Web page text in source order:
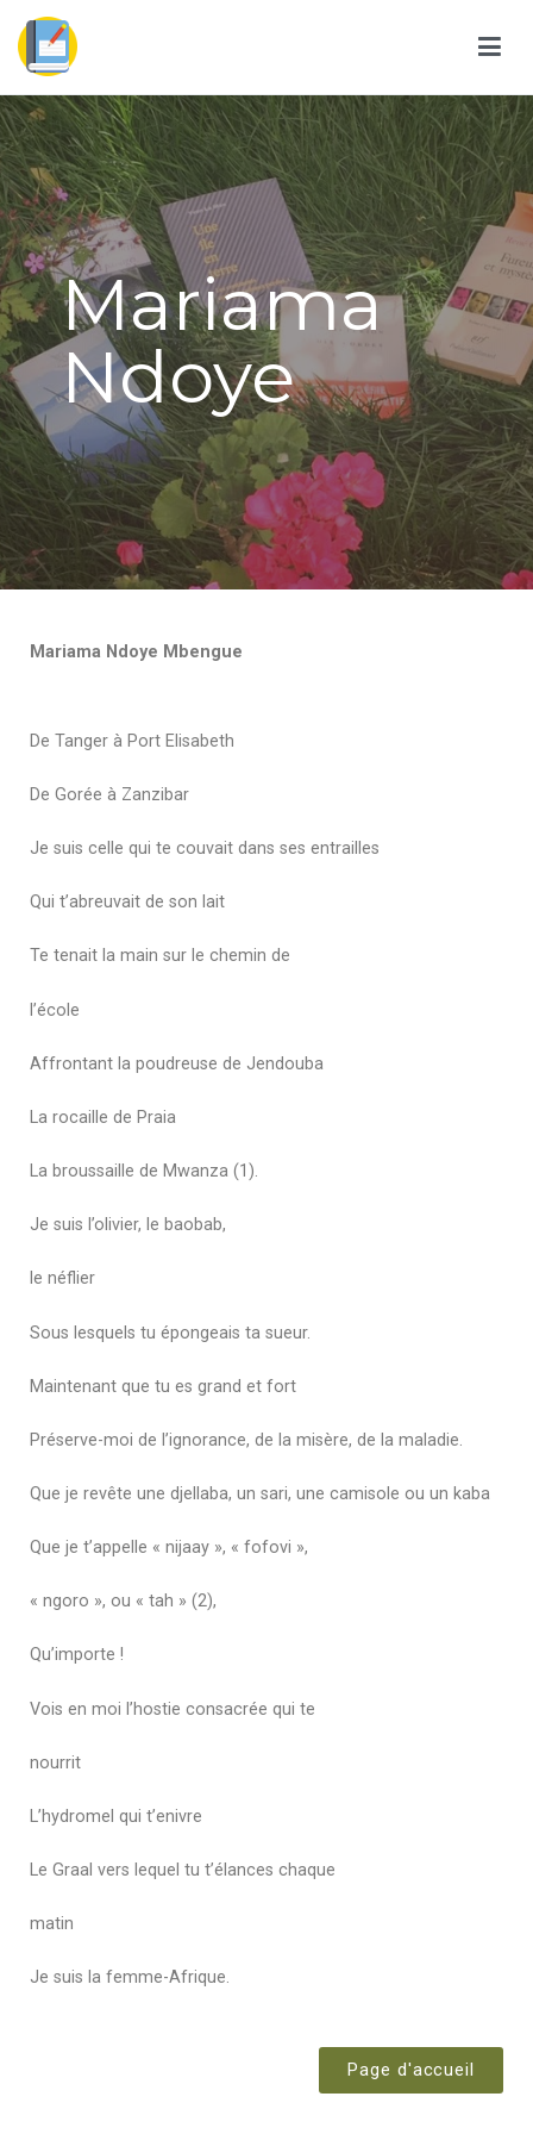
Mariama
Ndoye
Mariama Ndoye Mbengue
De Tanger à Port Elisabeth
De Gorée à Zanzibar
Je suis celle qui te couvait dans ses entrailles
Qui t’abreuvait de son lait
Te tenait la main sur le chemin de
l’école
Affrontant la poudreuse de Jendouba
La rocaille de Praia
La broussaille de Mwanza (1).
Je suis l’olivier, le baobab,
le néflier
Sous lesquels tu épongeais ta sueur.
Maintenant que tu es grand et fort
Préserve-moi de l’ignorance, de la misère, de la maladie.
Que je revête une djellaba, un sari, une camisole ou un kaba
Que je t’appelle « nijaay », « fofovi »,
« ngoro », ou « tah » (2),
Qu’importe !
Vois en moi l’hostie consacrée qui te
nourrit
L’hydromel qui t’enivre
Le Graal vers lequel tu t’élances chaque
matin
Je suis la femme-Afrique.
Page d'accueil